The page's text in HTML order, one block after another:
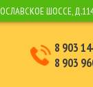
ШОССЕ,
8 903
8 903